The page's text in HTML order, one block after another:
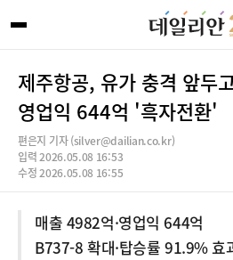
제주항공, 유가 충격 앞
영업익 644억 '흑자전환'
편은지 기자 (silver@dailian.co.kr)
입력 2026.05.08 16:53
수정 2026.05.08 16:55
매출 4982억·영업익 644억
B737-8 확대·탑승률 91.9% 효